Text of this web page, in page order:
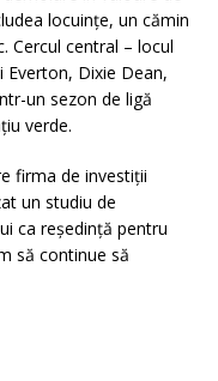
locuințe, un cămin
Cercul central – locul
Dixie Dean,
un sezon de ligă
verde.
firma de investiții
un studiu de
ca reședință pentru
să continue să